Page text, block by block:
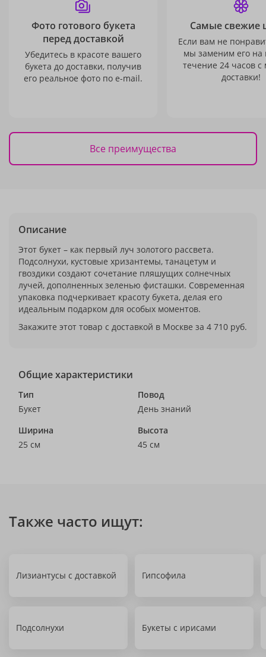
Фото готового букета
перед доставкой
Убедитесь в красоте вашего
букета до доставки, получив
его реальное фото по e-mail.
Самые свежие
Если вам не
мы заменим его на
течение 24 часов с
доставки!
Все преимущества
Описание
Этот букет – как первый луч золотого рассвета.
Подсолнухи, кустовые хризантемы, танацетум и
гвоздики создают сочетание пляшущих солнечных
лучей, дополненных зеленью фисташки. Современная
упаковка подчеркивает красоту букета, делая его
идеальным подарком для особых моментов.
Закажите этот товар с доставкой в Москве за 4 710 руб.
Общие характеристики
Тип
Букет
Повод
День знаний
Ширина
25 см
Высота
45 см
Также часто ищут:
Лизиантусы с доставкой Гипсофила
Подсолнухи Букеты с ирисами